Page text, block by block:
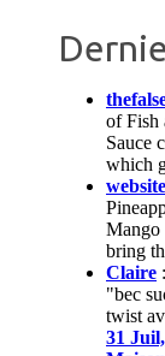
of Fish
Sauce
which
website
Mango
bring
Claire :
"bec
twist
31